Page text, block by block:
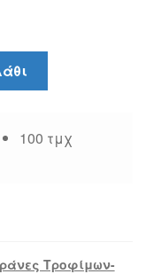
100 τμχ
Τροφίμων-